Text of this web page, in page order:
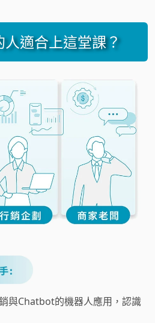
人適合上這堂課？
與Chatbot的機器人應用，認識